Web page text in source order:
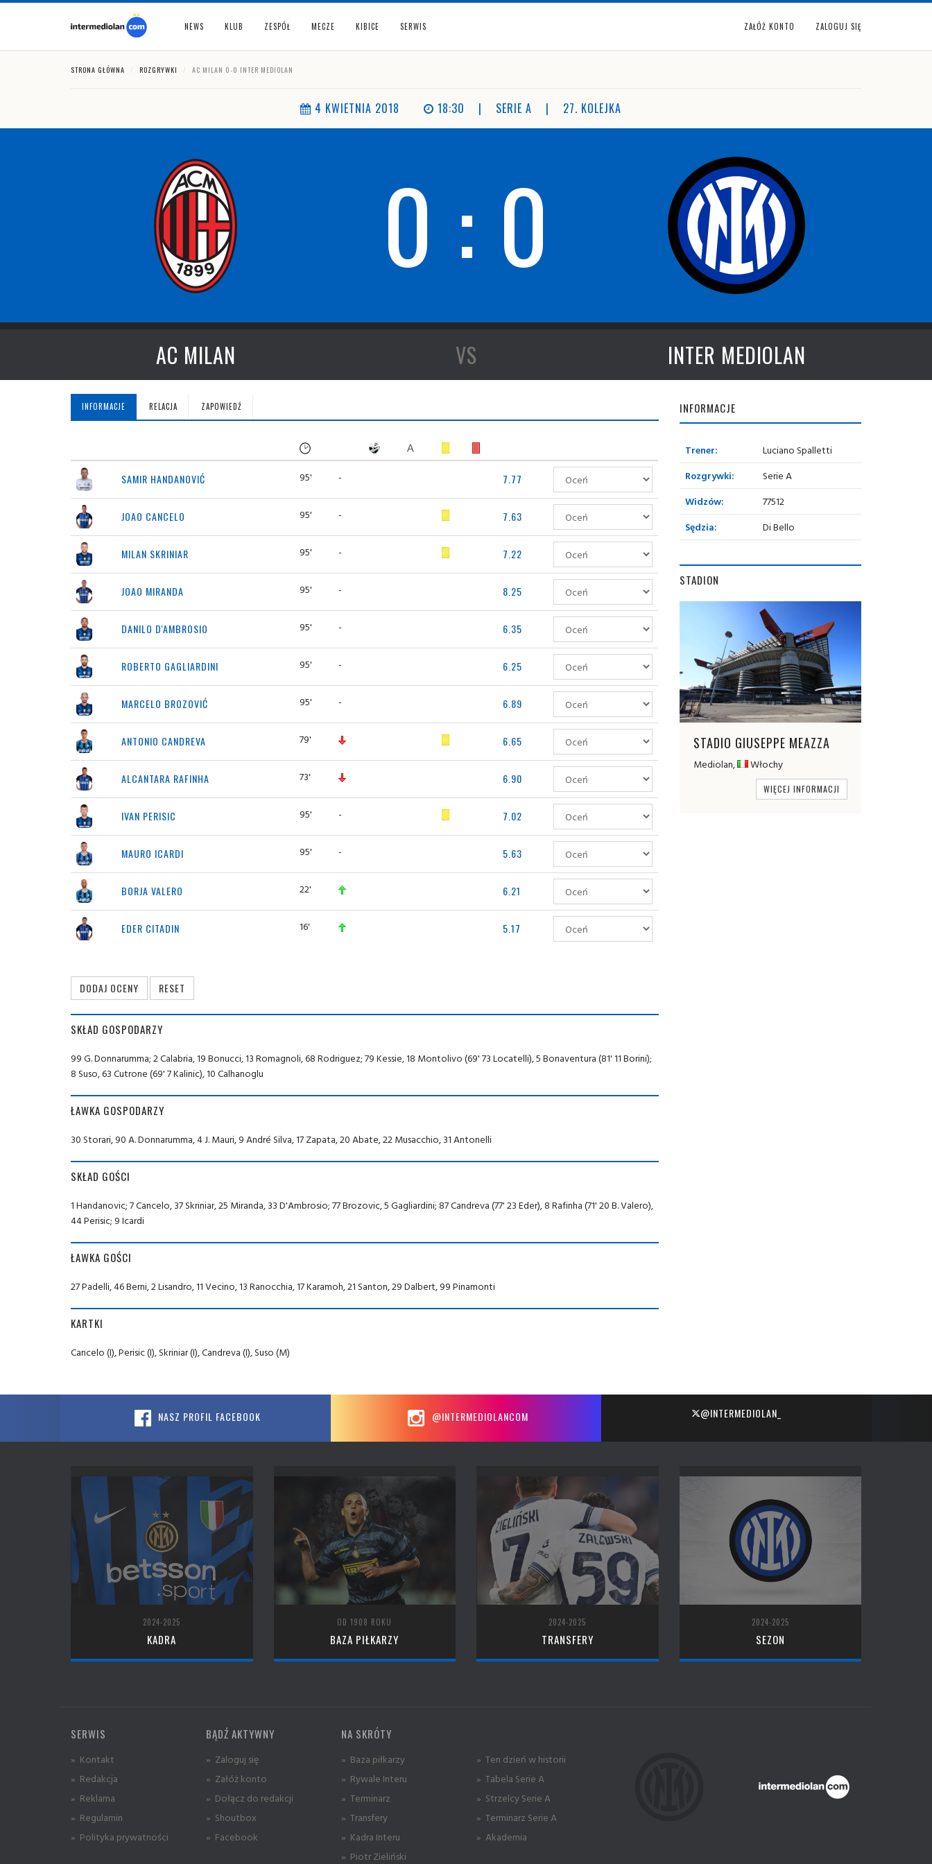
NEWS KLUB ZESPÓŁ MECZE KIBICE SERWIS ZAŁÓŻ KONTO ZALOGUJ SIĘ
STRONA GŁÓWNA ROZGRYWKI AC MILAN 0-0 INTER MEDIOLAN
4 KWIETNIA 2018 18:30 | SERIE A | 27. KOLEJKA
0 : 0
AC MILAN VS INTER MEDIOLAN
INFORMACJE RELACJA ZAPOWIEDŹ
SAMIR HANDANOVIĆ 95' - 7.77
JOAO CANCELO 95' - 7.63
MILAN SKRINIAR 95' - 7.22
JOAO MIRANDA 95' - 8.25
DANILO D'AMBROSIO 95' - 6.35
ROBERTO GAGLIARDINI 95' - 6.25
MARCELO BROZOVIĆ 95' - 6.89
ANTONIO CANDREVA 79' 6.65
ALCANTARA RAFINHA 73' 6.90
IVAN PERISIC 95' - 7.02
MAURO ICARDI 95' - 5.63
BORJA VALERO 22' 6.21
EDER CITADIN 16' 5.17
SKŁAD GOSPODARZY
99 G. Donnarumma; 2 Calabria, 19 Bonucci, 13 Romagnoli, 68 Rodriguez; 79 Kessie, 18 Montolivo (69' 73 Locatelli), 5 Bonaventura (81' 11 Borini);
8 Suso, 63 Cutrone (69' 7 Kalinic), 10 Calhanoglu
ŁAWKA GOSPODARZY
30 Storari, 90 A. Donnarumma, 4 J. Mauri, 9 André Silva, 17 Zapata, 20 Abate, 22 Musacchio, 31 Antonelli
SKŁAD GOŚCI
1 Handanovic; 7 Cancelo, 37 Skriniar, 25 Miranda, 33 D'Ambrosio; 77 Brozovic, 5 Gagliardini; 87 Candreva (77' 23 Eder), 8 Rafinha (71' 20 B. Valero),
44 Perisic; 9 Icardi
ŁAWKA GOŚCI
27 Padelli, 46 Berni, 2 Lisandro, 11 Vecino, 13 Ranocchia, 17 Karamoh, 21 Santon, 29 Dalbert, 99 Pinamonti
KARTKI
Cancelo (I), Perisic (I), Skriniar (I), Candreva (I), Suso (M)
INFORMACJE
Trener:
Luciano Spalletti
Rozgrywki:
Serie A
Widzów:
77512
Sędzia:
Di Bello
STADION
STADIO GIUSEPPE MEAZZA
Mediolan, Włochy
WIĘCEJ INFORMACJI
NASZ PROFIL FACEBOOK @INTERMEDIOLANCOM @INTERMEDIOLAN_
2024-2025
KADRA
OD 1908 ROKU
BAZA PIŁKARZY
2024-2025
TRANSFERY
2024-2025
SEZON
SERWIS
» Kontakt
» Redakcja
» Reklama
» Regulamin
» Polityka prywatności
BĄDŹ AKTYWNY
» Zaloguj się
» Załóż konto
» Dołącz do redakcji
» Shoutbox
» Facebook
NA SKRÓTY
» Baza piłkarzy
» Rywale Interu
» Terminarz
» Transfery
» Kadra Interu
» Piotr Zieliński
» Ten dzień w historii
» Tabela Serie A
» Strzelcy Serie A
» Terminarz Serie A
» Akademia